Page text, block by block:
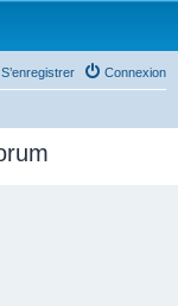
Connexion
S’enregistrer